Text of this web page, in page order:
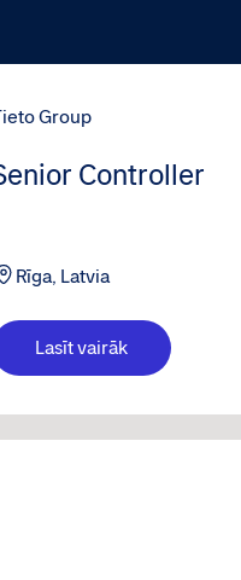
Controller
Rīga, Latvia
Group
Lasīt vairāk